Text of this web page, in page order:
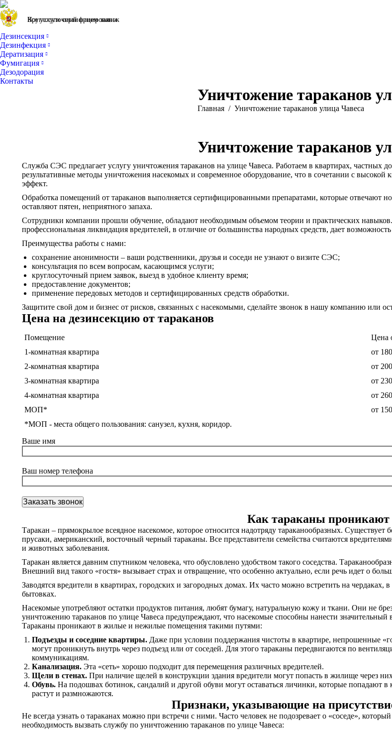
Все услуги сертифицированы
Круглосуточный прием заявок
Дезинсекция
Дезинфекция
Дератизация
Фумигация
Дезодорация
Контакты
Уничтожение тараканов
Вы здесь:
Главная Уничтожение тараканов улица Чавеса
Уничтожение тараканов
Служба СЭС предлагает услугу уничтожения тараканов на улице Чавеса. Работаем в квартирах,
результативные методы уничтожения насекомых и современное оборудование, что в сочетании с
эффект.
Обработка помещений от тараканов выполняется сертифицированными препаратами, которые отвечают
оставляют пятен, неприятного запаха.
Сотрудники компании прошли обучение, обладают необходимым объемом теории и практических
профессиональная ликвидация вредителей, в отличие от большинства народных средств, дает
Преимущества работы с нами:
сохранение анонимности – ваши родственники, друзья и соседи не узнают о визите СЭС;
консультация по всем вопросам, касающимся услуги;
круглосуточный прием заявок, выезд в удобное клиенту время;
предоставление документов;
применение передовых методов и сертифицированных средств обработки.
Защитите свой дом и бизнес от рисков, связанных с насекомыми, сделайте звонок в нашу компанию или
Цена на дезинсекцию от тараканов
Помещение
Цена
1-комнатная квартира
от
2-комнатная квартира
от
3-комнатная квартира
от
4-комнатная квартира
от
МОП*
от
*МОП - места общего пользования: санузел, кухня, коридор.
Ваше имя
Ваш номер телефона
Как тараканы проникают
Таракан – прямокрылое всеядное насекомое, которое относится надотряду тараканообразных.
прусаки, американский, восточный черный тараканы. Все представители семейства считаются
и животных заболевания.
Таракан является давним спутником человека, что обусловлено удобством такого соседства.
Внешний вид такого «гостя» вызывает страх и отвращение, что особенно актуально, если речь идет о
Заводятся вредители в квартирах, городских и загородных домах. Их часто можно встретить на
бытовках.
Насекомые употребляют остатки продуктов питания, любят бумагу, натуральную кожу и ткани. Они не
уничтожению тараканов по улице Чавеса предупреждают, что насекомые способны нанести
Тараканы проникают в жилые и нежилые помещения такими путями:
Подъезды и соседние квартиры. Даже при условии поддержания чистоты в квартире, непрошенные
могут проникнуть внутрь через подъезд или от соседей. Для этого тараканы передвигаются по
коммуникациям.
Канализация. Эта «сеть» хорошо подходит для перемещения различных вредителей.
Щели в стенах. При наличие щелей в конструкции здания вредители могут попасть в жилище через
Обувь. На подошвах ботинок, сандалий и другой обуви могут оставаться личинки, которые попадают в
растут и размножаются.
Признаки, указывающие на
Не всегда узнать о тараканах можно при встречи с ними. Часто человек не подозревает о «соседе»,
необходимость вызвать службу по уничтожению тараканов по улице Чавеса: